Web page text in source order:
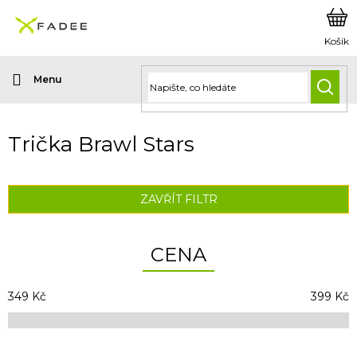
obsah
Trička Brawl Stars
ZAVŘÍT FILTR
CENA
349 Kč 399 Kč